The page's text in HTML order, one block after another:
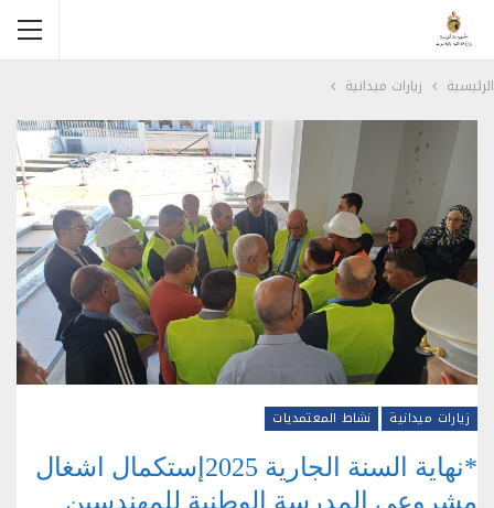
الرئيسية زيارات ميدانية
زيارات ميدانية نشاط المعتمديات
*نهاية السنة الجارية 2025إستكمال اشغال
مشروعي المدرسة الوطنية للمهندسين